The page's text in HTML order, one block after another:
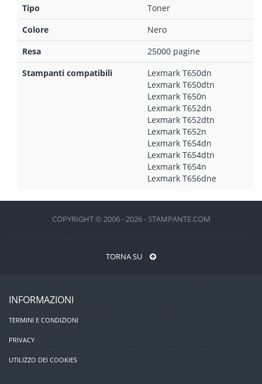
Tipo
Toner
Colore
Nero
Resa
25000 pagine
Stampanti compatibili
Lexmark T650dn
Lexmark T650dtn
Lexmark T650n
Lexmark T652dn
Lexmark T652dtn
Lexmark T652n
Lexmark T654dn
Lexmark T654dtn
Lexmark T654n
Lexmark T656dne
COPYRIGHT © 2006 - 2026 - STAMPANTE.COM
TORNA SU
INFORMAZIONI
TERMINI E CONDIZIONI
PRIVACY
UTILIZZO DEI COOKIES